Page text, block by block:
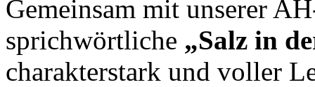
Gemeinsam mit unserer
sprichwörtliche „Salz in
charakterstark und voller